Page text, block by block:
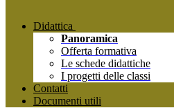
Didattica
Panoramica
Offerta formativa
Le schede didattiche
I progetti delle classi
Contatti
Documenti utili